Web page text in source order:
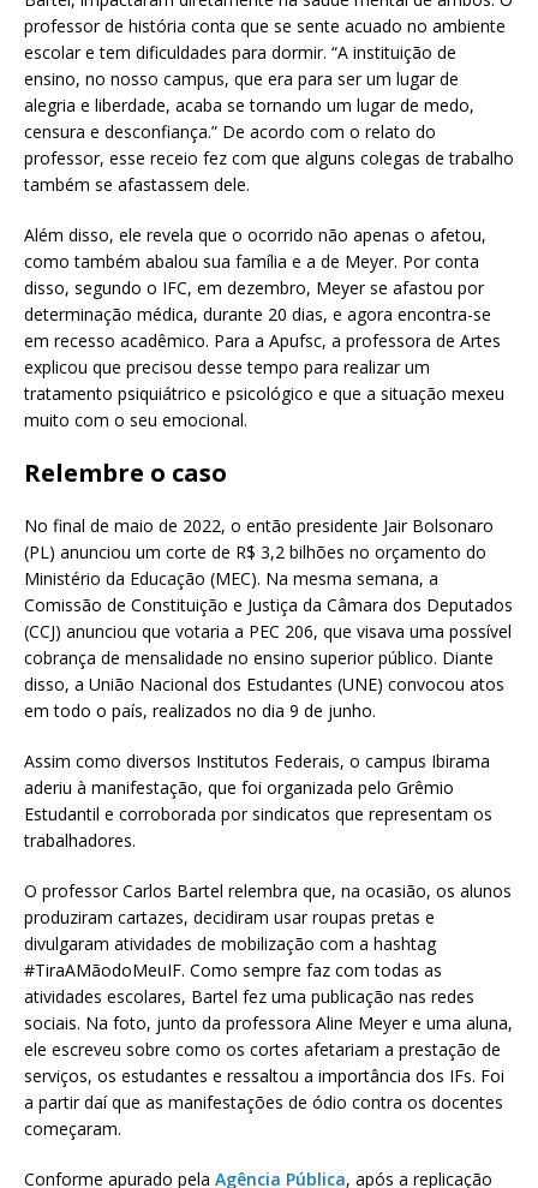
professor de história conta que se sente acuado no ambiente
escolar e tem dificuldades para dormir. “A instituição de
ensino, no nosso campus, que era para ser um lugar de
alegria e liberdade, acaba se tornando um lugar de medo,
censura e desconfiança.” De acordo com o relato do
professor, esse receio fez com que alguns colegas de trabalho
também se afastassem dele.
Além disso, ele revela que o ocorrido não apenas o afetou,
como também abalou sua família e a de Meyer. Por conta
disso, segundo o IFC, em dezembro, Meyer se afastou por
determinação médica, durante 20 dias, e agora encontra-se
em recesso acadêmico. Para a Apufsc, a professora de Artes
explicou que precisou desse tempo para realizar um
tratamento psiquiátrico e psicológico e que a situação mexeu
muito com o seu emocional.
Relembre o caso
No final de maio de 2022, o então presidente Jair Bolsonaro
(PL) anunciou um corte de R$ 3,2 bilhões no orçamento do
Ministério da Educação (MEC). Na mesma semana, a
Comissão de Constituição e Justiça da Câmara dos Deputados
(CCJ) anunciou que votaria a PEC 206, que visava uma possível
cobrança de mensalidade no ensino superior público. Diante
disso, a União Nacional dos Estudantes (UNE) convocou atos
em todo o país, realizados no dia 9 de junho.
Assim como diversos Institutos Federais, o campus Ibirama
aderiu à manifestação, que foi organizada pelo Grêmio
Estudantil e corroborada por sindicatos que representam os
trabalhadores.
O professor Carlos Bartel relembra que, na ocasião, os alunos
produziram cartazes, decidiram usar roupas pretas e
divulgaram atividades de mobilização com a hashtag
#TiraAMãodoMeuIF. Como sempre faz com todas as
atividades escolares, Bartel fez uma publicação nas redes
sociais. Na foto, junto da professora Aline Meyer e uma aluna,
ele escreveu sobre como os cortes afetariam a prestação de
serviços, os estudantes e ressaltou a importância dos IFs. Foi
a partir daí que as manifestações de ódio contra os docentes
começaram.
Conforme apurado pela Agência Pública, após a replicação